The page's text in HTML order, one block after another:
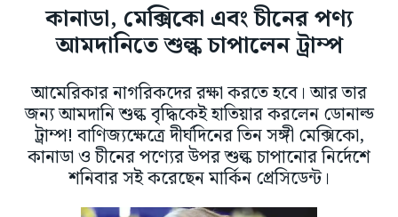
কানাডা, মেক্সিকো এবং চীনের পণ্য
আমদানিতে শুল্ক চাপালেন ট্রাম্প
আমেরিকার নাগরিকদের রক্ষা করতে হবে। আর তার
জন্য আমদানি শুল্ক বৃদ্ধিকেই হাতিয়ার করলেন ডোনাল্ড
ট্রাম্প! বাণিজ্যক্ষেত্রে দীর্ঘদিনের তিন সঙ্গী মেক্সিকো,
কানাডা ও চীনের পণ্যের উপর শুল্ক চাপানোর নির্দেশে
শনিবার সই করেছেন মার্কিন প্রেসিডেন্ট।